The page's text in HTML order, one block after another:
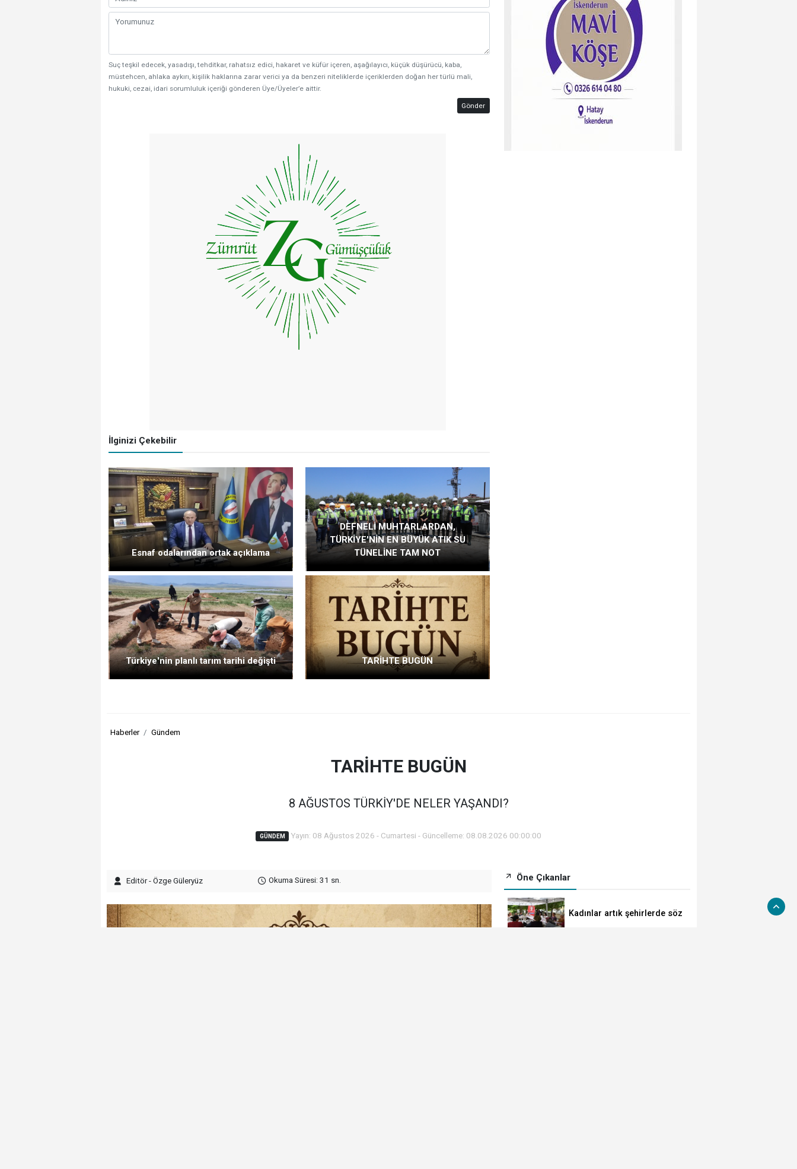
Suç teşkil edecek, yasadışı, tehditkar, rahatsız edici, hakaret ve küfür içeren, aşağılayıcı, küçük düşürücü, kaba,
müstehcen, ahlaka aykırı, kişilik haklarına zarar verici ya da benzeri niteliklerde içeriklerden doğan her türlü mali,
hukuki, cezai, idari sorumluluk içeriği gönderen Üye/Üyeler’e aittir.
Gönder
İlginizi Çekebilir
Esnaf odalarından ortak açıklama
DEFNELİ MUHTARLARDAN,
TÜRKİYE'NİN EN BÜYÜK ATIK SU
TÜNELİNE TAM NOT
Türkiye'nin planlı tarım tarihi değişti TARİHTE BUGÜN
Haberler Gündem
TARİHTE BUGÜN
8 AĞUSTOS TÜRKİY'DE NELER YAŞANDI?
GÜNDEM Yayın: 08 Ağustos 2026 - Cumartesi - Güncelleme: 08.08.2026 00:00:00
Editör - Özge Güleryüz Okuma Süresi: 31 sn. Öne Çıkanlar
Kadınlar artık şehirlerde söz